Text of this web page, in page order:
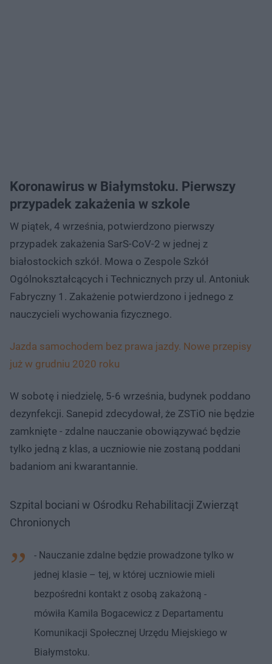
Koronawirus w Białymstoku. Pierwszy
przypadek zakażenia w szkole
W piątek, 4 września, potwierdzono pierwszy
przypadek zakażenia SarS-CoV-2 w jednej z
białostockich szkół. Mowa o Zespole Szkół
Ogólnokształcących i Technicznych przy ul. Antoniuk
Fabryczny 1. Zakażenie potwierdzono i jednego z
nauczycieli wychowania fizycznego.
Jazda samochodem bez prawa jazdy. Nowe przepisy
już w grudniu 2020 roku
W sobotę i niedzielę, 5-6 września, budynek poddano
dezynfekcji. Sanepid zdecydował, że ZSTiO nie będzie
zamknięte - zdalne nauczanie obowiązywać będzie
tylko jedną z klas, a uczniowie nie zostaną poddani
badaniom ani kwarantannie.
Szpital bociani w Ośrodku Rehabilitacji Zwierząt
Chronionych
- Nauczanie zdalne będzie prowadzone tylko w
jednej klasie – tej, w której uczniowie mieli
bezpośredni kontakt z osobą zakażoną -
mówiła Kamila Bogacewicz z Departamentu
Komunikacji Społecznej Urzędu Miejskiego w
Białymstoku.